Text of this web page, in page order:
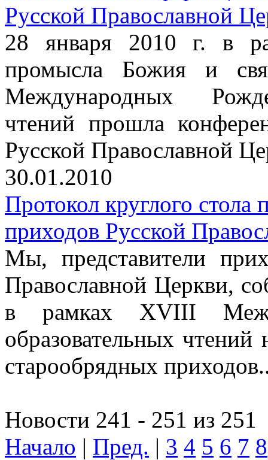
Русской Православной
28 января 2010 г. в
промысла Божия и
Международных
чтений прошла
Русской Православной
30.01.2010
Протокол круглого
приходов Русской
Мы, представители
Православной Церкви,
в рамках XVIII
образовательных
старообрядных
Новости 241 - 251 из 251
Начало | Пред. | 3 4 5 6 7 8